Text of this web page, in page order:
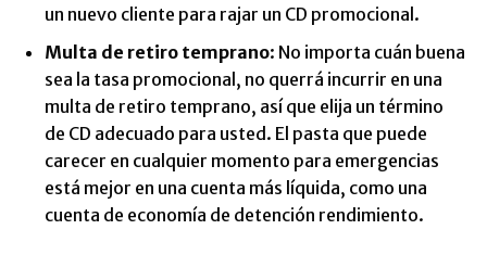
un nuevo cliente para rajar un CD promocional.
Multa de retiro temprano: No importa cuán buena
sea la tasa promocional, no querrá incurrir en una
multa de retiro temprano, así que elija un término
de CD adecuado para usted. El pasta que puede
carecer en cualquier momento para emergencias
está mejor en una cuenta más líquida, como una
cuenta de economía de detención rendimiento.